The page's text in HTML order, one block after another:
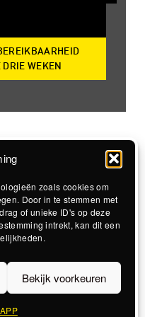
zoals cookies om
Door in te stemmen met
of unieke ID's op deze
intrekt, kan dit een
Bekijk voorkeuren
DRIE WEKEN